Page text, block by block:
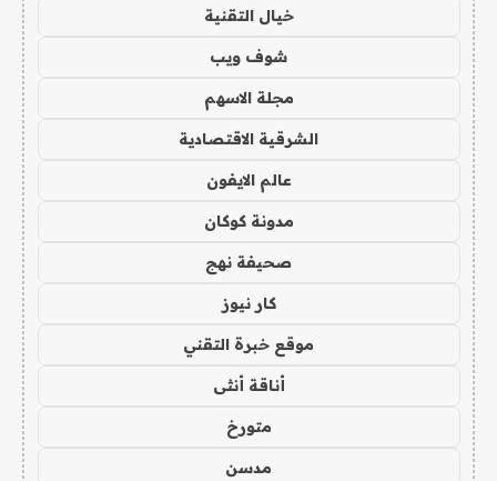
خيال التقنية
شوف ويب
مجلة الاسهم
الشرقية الاقتصادية
عالم الايفون
مدونة كوكان
صحيفة نهج
كار نيوز
موقع خبرة التقني
أناقة أنثى
متورخ
مدسن